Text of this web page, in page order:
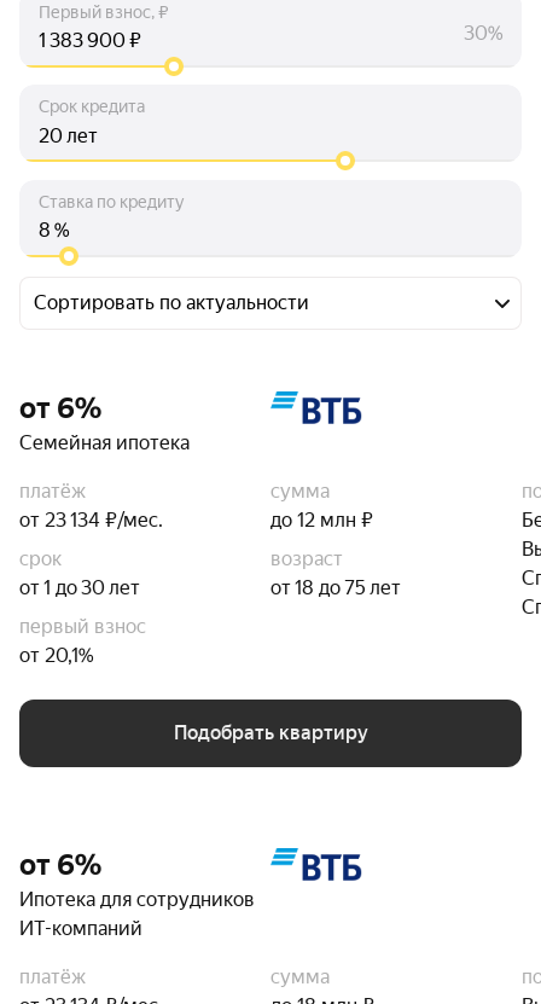
Первый взнос, ₽
₽ 30%
Срок кредита
лет
Ставка по кредиту
%
Сортировать по актуальности
от 6%
Семейная ипотека
платёж
от 23 134 ₽/мес.
сумма
до 12 млн ₽
срок
от 1 до 30 лет
возраст
от 18 до 75 лет
первый взнос
от 20,1%
Подобрать квартиру
от 6%
Ипотека для сотрудников
ИТ-компаний
платёж
сумма